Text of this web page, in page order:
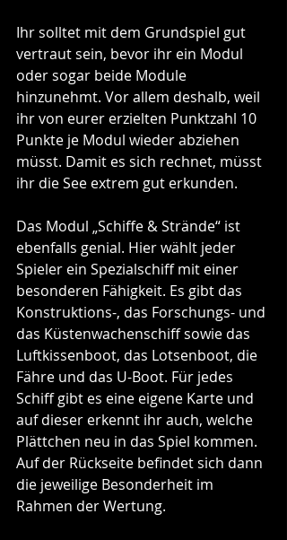
Ihr solltet mit dem Grundspiel gut
vertraut sein, bevor ihr ein Modul
oder sogar beide Module
hinzunehmt. Vor allem deshalb, weil
ihr von eurer erzielten Punktzahl 10
Punkte je Modul wieder abziehen
müsst. Damit es sich rechnet, müsst
ihr die See extrem gut erkunden.
Das Modul „Schiffe & Strände“ ist
ebenfalls genial. Hier wählt jeder
Spieler ein Spezialschiff mit einer
besonderen Fähigkeit. Es gibt das
Konstruktions-, das Forschungs- und
das Küstenwachenschiff sowie das
Luftkissenboot, das Lotsenboot, die
Fähre und das U-Boot. Für jedes
Schiff gibt es eine eigene Karte und
auf dieser erkennt ihr auch, welche
Plättchen neu in das Spiel kommen.
Auf der Rückseite befindet sich dann
die jeweilige Besonderheit im
Rahmen der Wertung.